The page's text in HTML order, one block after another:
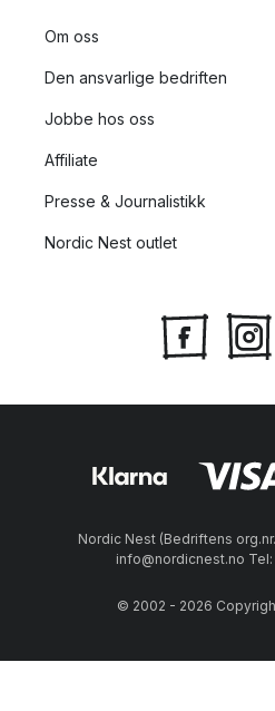
Om oss
Den ansvarlige bedriften
Jobbe hos oss
Affiliate
Presse & Journalistikk
Nordic Nest outlet
Nordic Nest (Bedriftens
info@nordicnest.no
© 2002 - 2026